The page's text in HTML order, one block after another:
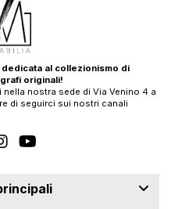
al collezionismo di
originali!
nostra sede di Via Venino 4 a
di seguirci sui nostri canali